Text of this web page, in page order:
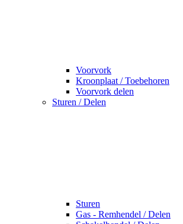
Voorvork
Kroonplaat / Toebehoren
Voorvork delen
Sturen / Delen
Sturen
Gas - Remhendel / Delen